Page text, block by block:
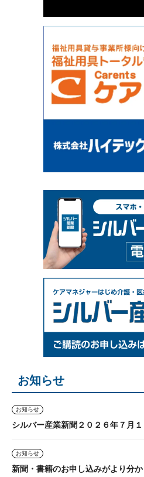
お知らせ
お知らせ
シルバー産業新聞２０２６年７月１
お知らせ
新聞・書籍のお申し込みがより分か